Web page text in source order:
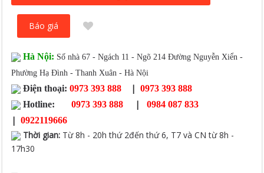
Báo giá
Hà Nội: Số nhà 67 - Ngách 11 - Ngõ 214 Đường Nguyễn Xiển -
Phường Hạ Đình - Thanh Xuân - Hà Nội
Điện thoại: 0973 393 888 |
0973 393 888
Hotline:
0973 393 888 | 0984 087 833
| 0922119666
Thời gian: Từ 8h - 20h thứ 2đến thứ 6, T7 và CN từ 8h -
17h30